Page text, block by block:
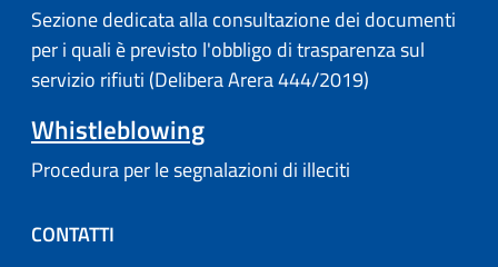
Sezione dedicata alla consultazione dei documenti
per i quali è previsto l'obbligo di trasparenza sul
servizio rifiuti (Delibera Arera 444/2019)
Whistleblowing
Procedura per le segnalazioni di illeciti
CONTATTI